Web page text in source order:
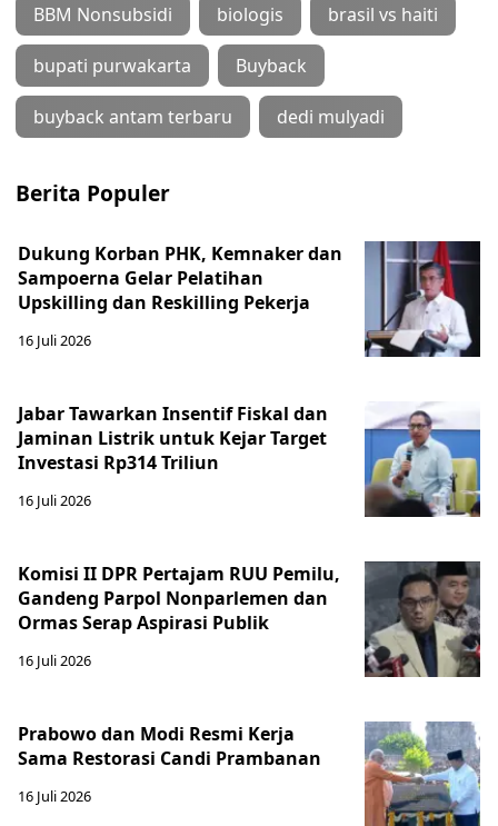
BBM Nonsubsidi biologis brasil vs haiti
bupati purwakarta Buyback
buyback antam terbaru dedi mulyadi
Berita Populer
Dukung Korban PHK, Kemnaker dan
Sampoerna Gelar Pelatihan
Upskilling dan Reskilling Pekerja
16 Juli 2026
Jabar Tawarkan Insentif Fiskal dan
Jaminan Listrik untuk Kejar Target
Investasi Rp314 Triliun
16 Juli 2026
Komisi II DPR Pertajam RUU Pemilu,
Gandeng Parpol Nonparlemen dan
Ormas Serap Aspirasi Publik
16 Juli 2026
Prabowo dan Modi Resmi Kerja
Sama Restorasi Candi Prambanan
16 Juli 2026